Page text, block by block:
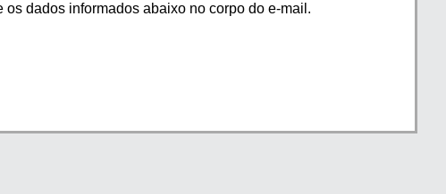
os dados informados abaixo no corpo do e-mail.